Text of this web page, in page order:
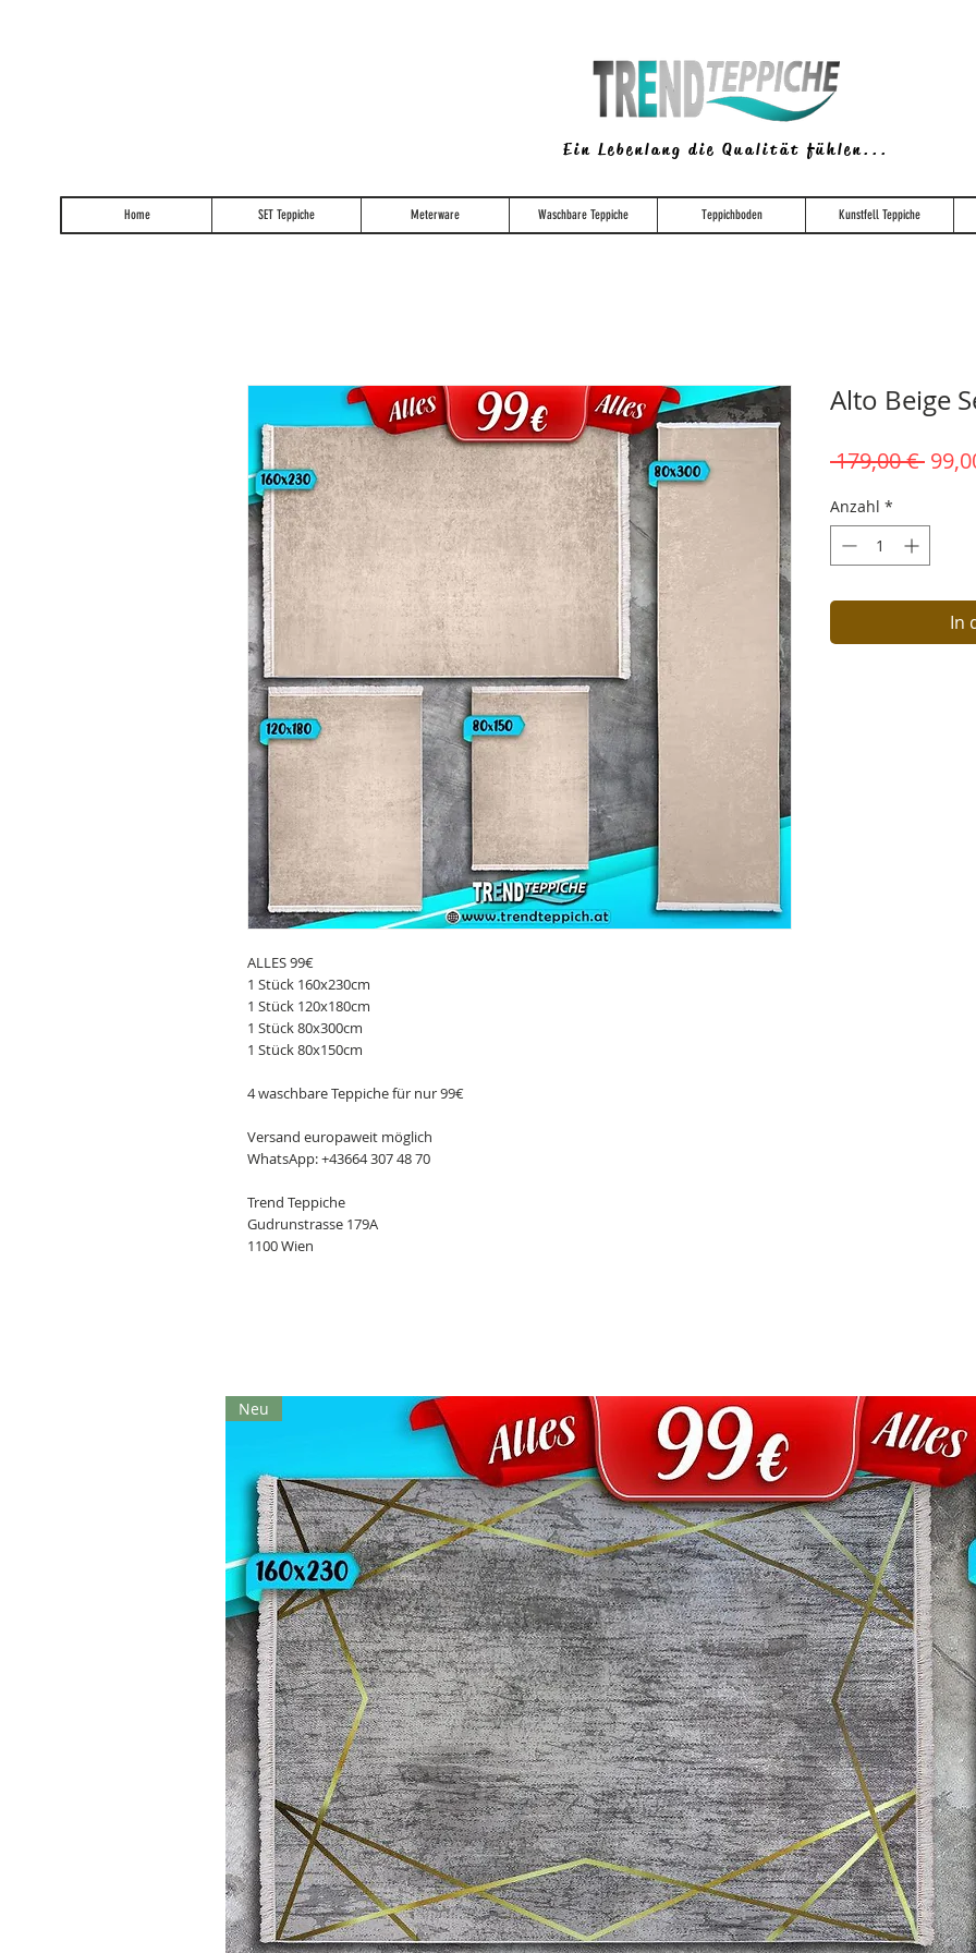
Ein Lebenlang die Qualität fühlen...
Home SET Teppiche Meterware Waschbare Teppiche Teppichboden Kunstfell Teppiche
ALLES 99€
1 Stück 160x230cm
1 Stück 120x180cm
1 Stück 80x300cm
1 Stück 80x150cm
4 waschbare Teppiche für nur 99€
Versand europaweit möglich
WhatsApp: +43664 307 48 70
Trend Teppiche
Gudrunstrasse 179A
1100 Wien
Alto Beige
179,00 €
Anzahl *
In
Neu